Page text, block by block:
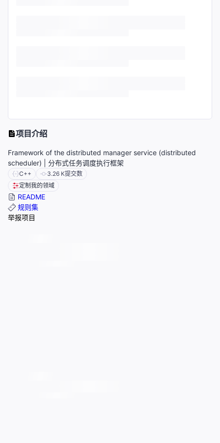
项目介绍
Framework of the distributed manager service (distributed
scheduler) | 分布式任务调度执行框架
C++ 3.26 K提交数
定制我的领域
README
规则集
举报项目